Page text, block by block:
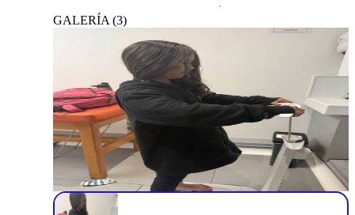
GALERÍA (3)